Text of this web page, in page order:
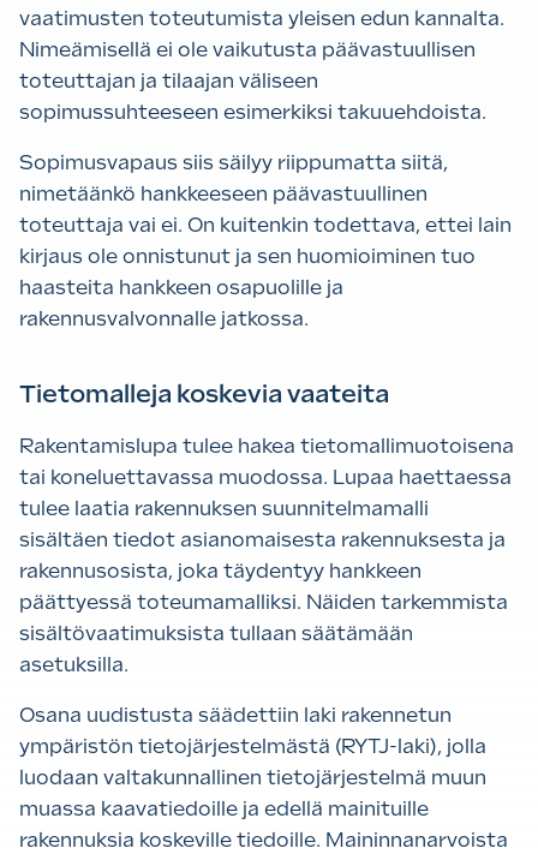
vaatimusten toteutumista yleisen edun kannalta.
Nimeämisellä ei ole vaikutusta päävastuullisen
toteuttajan ja tilaajan väliseen
sopimussuhteeseen esimerkiksi takuuehdoista.
Sopimusvapaus siis säilyy riippumatta siitä,
nimetäänkö hankkeeseen päävastuullinen
toteuttaja vai ei. On kuitenkin todettava, ettei lain
kirjaus ole onnistunut ja sen huomioiminen tuo
haasteita hankkeen osapuolille ja
rakennusvalvonnalle jatkossa.
Tietomalleja koskevia vaateita
Rakentamislupa tulee hakea tietomallimuotoisena
tai koneluettavassa muodossa. Lupaa haettaessa
tulee laatia rakennuksen suunnitelmamalli
sisältäen tiedot asianomaisesta rakennuksesta ja
rakennusosista, joka täydentyy hankkeen
päättyessä toteumamalliksi. Näiden tarkemmista
sisältövaatimuksista tullaan säätämään
asetuksilla.
Osana uudistusta säädettiin laki rakennetun
ympäristön tietojärjestelmästä (RYTJ-laki), jolla
luodaan valtakunnallinen tietojärjestelmä muun
muassa kaavatiedoille ja edellä mainituille
rakennuksia koskeville tiedoille. Maininnanarvoista